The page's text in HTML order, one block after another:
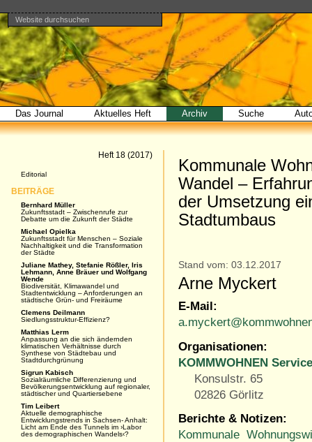
Direkt
zum
Inhalt
|
Direkt
zur
Navigation
Benutzerspezifische
Werkzeuge
Website durchsuchen
Erweiterte
Suche…
Bereiche
Das Journal Aktuelles Heft Archiv Suche
Kommunale
Wandel –
der Umsetzung
Stadtumbaus
Stand vom: 03.12.2017
Arne Myckert
E-Mail:
Organisationen:
KOMMWOHNEN
Konsulstr. 65
02826 Görlitz
Berichte & Notizen:
Kommunale
Heft 18 (2017)
Editorial
BEITRÄGE
Bernhard Müller
Zukunftsstadt – Zwischenrufe zur
Debatte um die Zukunft der Städte
Michael Opielka
Zukunftsstadt für Menschen – Soziale
Nachhaltigkeit und die Transformation
der Städte
Juliane Mathey, Stefanie Rößler, Iris
Lehmann, Anne Bräuer und Wolfgang
Wende
Biodiversität, Klimawandel und
Stadtentwicklung – Anforderungen an
städtische Grün- und Freiräume
Clemens Deilmann
Siedlungsstruktur-Effizienz?
Matthias Lerm
Anpassung an die sich ändernden
klimatischen Verhältnisse durch
Synthese von Städtebau und
Stadtdurchgrünung
Sigrun Kabisch
Sozialräumliche Differenzierung und
Bevölkerungsentwicklung auf regionaler,
städtischer und Quartiersebene
Tim Leibert
Aktuelle demographische
Entwicklungstrends in Sachsen- Anhalt:
Licht am Ende des Tunnels im ›Labor
des demographischen Wandels‹?